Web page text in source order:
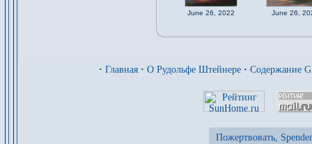
June 26, 2022 June 26,
· Главная · О Рудольфе Штейнере · Содержание
Пожертвовать,